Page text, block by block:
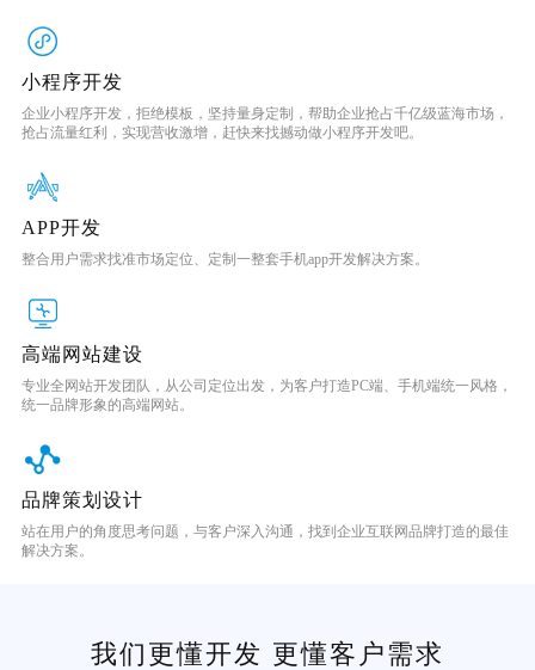
小程序开发
企业小程序开发，拒绝模板，坚持量身定制，帮助企业抢占千亿级蓝海市场，
抢占流量红利，实现营收激增，赶快来找撼动做小程序开发吧。
APP开发
整合用户需求找准市场定位、定制一整套手机app开发解决方案。
高端网站建设
专业全网站开发团队，从公司定位出发，为客户打造PC端、手机端统一风格，
统一品牌形象的高端网站。
品牌策划设计
站在用户的角度思考问题，与客户深入沟通，找到企业互联网品牌打造的最佳
解决方案。
我们更懂开发 更懂客户需求